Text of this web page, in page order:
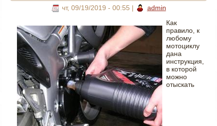
чт, 09/19/2019 - 00:55 |
admin
Как
правило, к
любому
мотоциклу
дана
инструкция,
в которой
можно
отыскать